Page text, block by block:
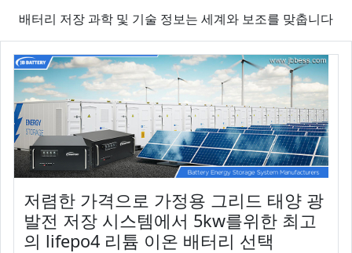
배터리 저장 과학 및 기술 정보는 세계와 보조를 맞춥니다
저렴한 가격으로 가정용 그리드 태양 광
발전 저장 시스템에서 5kw를위한 최고
의 lifepo4 리튬 이온 배터리 선택